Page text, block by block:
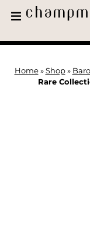
Home» Shop»
Rare